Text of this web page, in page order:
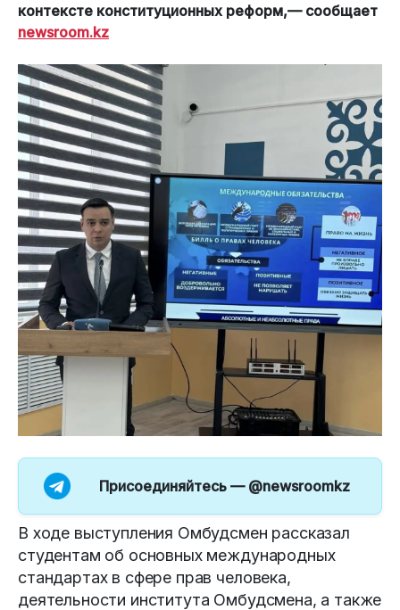
контексте конституционных реформ,— сообщает
newsroom.kz
Присоединяйтесь — @newsroomkz
В ходе выступления Омбудсмен рассказал
студентам об основных международных
стандартах в сфере прав человека,
деятельности института Омбудсмена, а также